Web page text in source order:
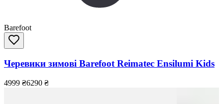
Barefoot
Черевики зимові Barefoot Reimatec Ensilumi Kids
4999 ₴6290 ₴